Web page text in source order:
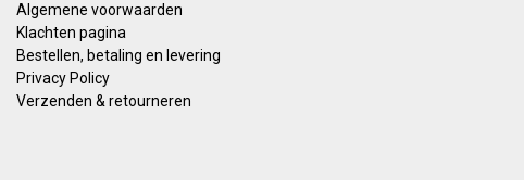
Algemene voorwaarden
Klachten pagina
Bestellen, betaling en levering
Privacy Policy
Verzenden & retourneren